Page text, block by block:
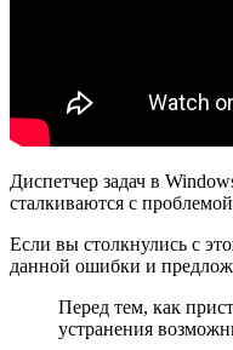
Диспетчер задач в
сталкиваются с
Если вы столкнулись с
данной ошибки и
Перед тем, как
устранения